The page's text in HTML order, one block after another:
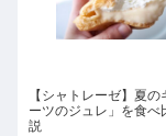
【シャトレーゼ】夏
ーツのジュレ」を食
説